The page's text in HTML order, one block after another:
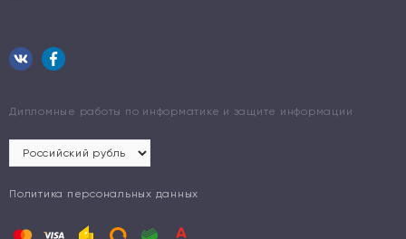
Дипломные работы по информатике и защите информации
Политика персональных данных